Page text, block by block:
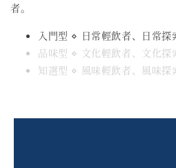
者。
入門型 ⋄ 日常輕飲者、日常探
品味型 ⋄ 文化輕飲者、文化探
知選型 ⋄ 風味輕飲者、風味探